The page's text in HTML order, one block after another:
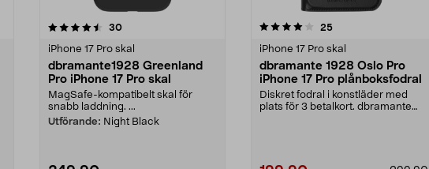
30recensioner
iPhone 17 Pro skal
dbramante1928 Greenland
Pro iPhone 17 Pro skal
MagSafe-kompatibelt skal för
snabb laddning. ...
Utförande: Night Black
4.0 av 5 stjärnor 25recensioner
iPhone 17 Pro skal
dbramante 1928 Oslo Pro
iPhone 17 Pro plånboksfodral
Diskret fodral i konstläder med
plats för 3 betalkort. dbramante
5.0 av 5 stjärnor